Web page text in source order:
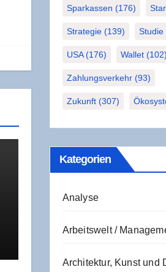
Sparkassen (176)
Strategie(139) Studie
USA(176) Wallet(102)
Zahlungsverkehr(93)
Zukunft(307)
Kate­go­rien
Analyse
Arbeitswelt /
Architektur, Kunst und